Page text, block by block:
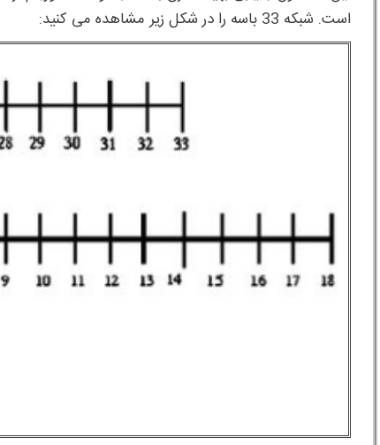
است. شبکه 33 باسه را در شکل زیر مشاهده می کنید: